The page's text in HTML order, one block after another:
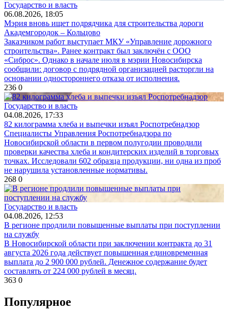
Государство и власть
06.08.2026, 18:05
Мэрия вновь ищет подрядчика для строительства дороги
Академгородок – Кольцово
Заказчиком работ выступает МКУ «Управление дорожного
строительства». Ранее контракт был заключён с ООО
«Сиброс». Однако в начале июля в мэрии Новосибирска
сообщили: договор с подрядной организацией расторгли на
основании одностороннего отказа от исполнения.
236 0
Государство и власть
04.08.2026, 17:33
82 килограмма хлеба и выпечки изъял Роспотребнадзор
Специалисты Управления Роспотребнадзора по
Новосибирской области в первом полугодии проводили
проверки качества хлеба и кондитерских изделий в торговых
точках. Исследовали 602 образца продукции, ни одна из проб
не нарушила установленные нормативы.
268 0
Государство и власть
04.08.2026, 12:53
В регионе продлили повышенные выплаты при поступлении
на службу
В Новосибирской области при заключении контракта до 31
августа 2026 года действует повышенная единовременная
выплата до 2 900 000 рублей. Денежное содержание будет
составлять от 224 000 рублей в месяц.
363 0
Популярное